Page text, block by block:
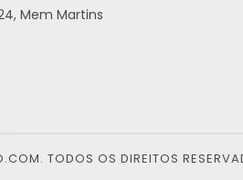
Mem Martins
TODOS OS DIREITOS